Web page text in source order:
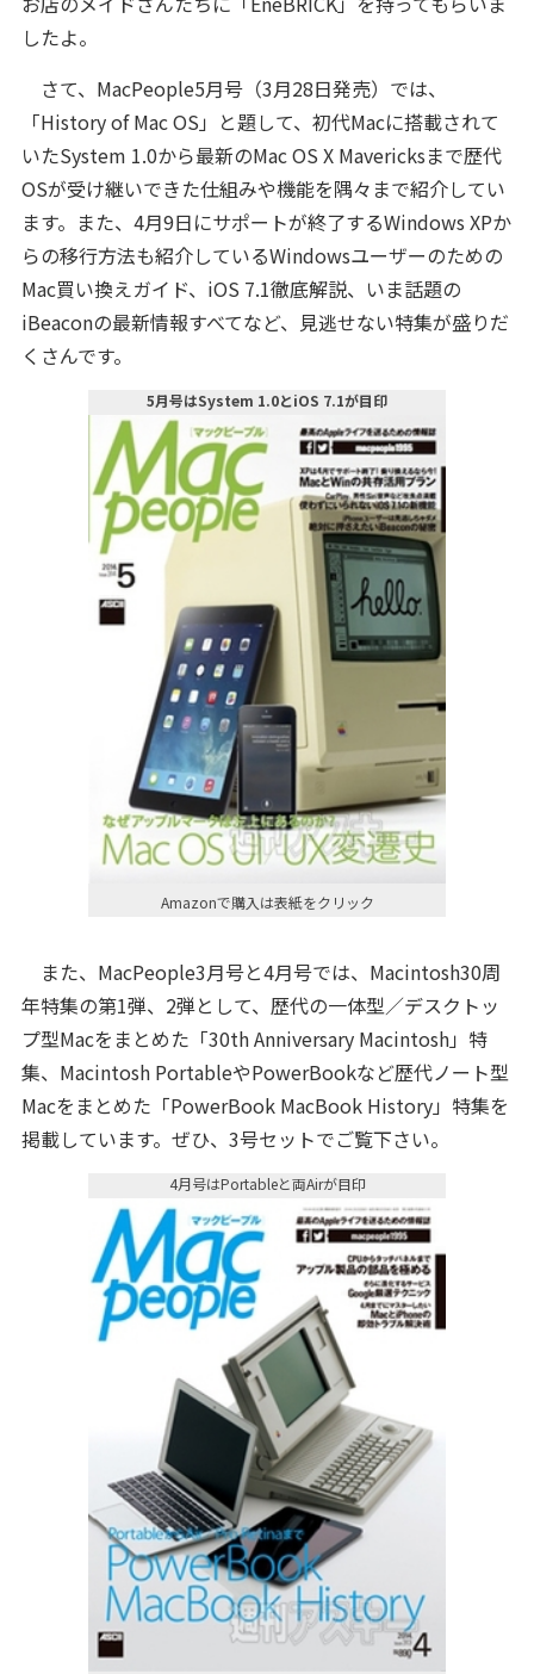
したよ。
さて、MacPeople5月号（3月28日発売）では、
「History of Mac OS」と題して、初代Macに搭載されて
いたSystem 1.0から最新のMac OS X Mavericksまで歴代
OSが受け継いできた仕組みや機能を隅々まで紹介してい
ます。また、4月9日にサポートが終了するWindows XPか
らの移行方法も紹介しているWindowsユーザーのための
Mac買い換えガイド、iOS 7.1徹底解説、いま話題の
iBeaconの最新情報すべてなど、見逃せない特集が盛りだ
くさんです。
5月号はSystem 1.0とiOS 7.1が目印
Amazonで購入は表紙をクリック
また、MacPeople3月号と4月号では、Macintosh30周
年特集の第1弾、2弾として、歴代の一体型／デスクトッ
プ型Macをまとめた「30th Anniversary Macintosh」特
集、Macintosh PortableやPowerBookなど歴代ノート型
Macをまとめた「PowerBook MacBook History」特集を
掲載しています。ぜひ、3号セットでご覧下さい。
4月号はPortableと両Airが目印